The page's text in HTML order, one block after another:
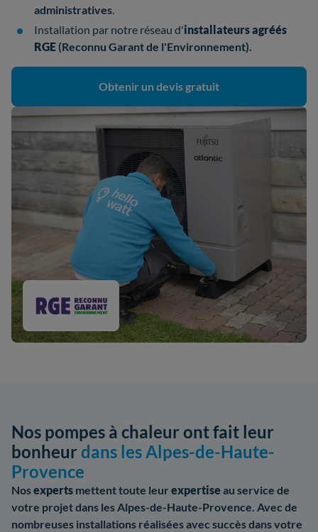
administratives.
Installation par notre réseau d'installateursagréés
RGE (Reconnu Garant de l'Environnement).
Obtenir un devis gratuit
Nos pompes à chaleur ont fait leur
bonheurdans les Alpes-de-Haute-
Provence
Nosexperts mettent toute leur expertise au service de
votre projet dans les Alpes-de-Haute-Provence. Avec de
nombreuses installations réalisées avec succès dans votre